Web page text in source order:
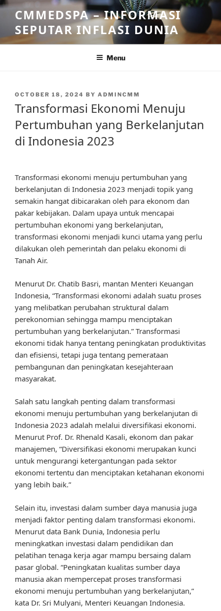
Skip
content
CMMEDSPA – INFORMASI
SEPUTAR INFLASI DUNIA
Menu
POSTED
OCTOBER 18, 2024 BY ADMINCMM
Transformasi Ekonomi Menuju
Pertumbuhan yang Berkelanjutan
di Indonesia 2023
Transformasi ekonomi menuju pertumbuhan yang
berkelanjutan di Indonesia 2023 menjadi topik yang
semakin hangat dibicarakan oleh para ekonom dan
pakar kebijakan. Dalam upaya untuk mencapai
pertumbuhan ekonomi yang berkelanjutan,
transformasi ekonomi menjadi kunci utama yang perlu
dilakukan oleh pemerintah dan pelaku ekonomi di
Tanah Air.
Menurut Dr. Chatib Basri, mantan Menteri Keuangan
Indonesia, “Transformasi ekonomi adalah suatu proses
yang melibatkan perubahan struktural dalam
perekonomian sehingga mampu menciptakan
pertumbuhan yang berkelanjutan.” Transformasi
ekonomi tidak hanya tentang peningkatan produktivitas
dan efisiensi, tetapi juga tentang pemerataan
pembangunan dan peningkatan kesejahteraan
masyarakat.
Salah satu langkah penting dalam transformasi
ekonomi menuju pertumbuhan yang berkelanjutan di
Indonesia 2023 adalah melalui diversifikasi ekonomi.
Menurut Prof. Dr. Rhenald Kasali, ekonom dan pakar
manajemen, “Diversifikasi ekonomi merupakan kunci
untuk mengurangi ketergantungan pada sektor
ekonomi tertentu dan menciptakan ketahanan ekonomi
yang lebih baik.”
Selain itu, investasi dalam sumber daya manusia juga
menjadi faktor penting dalam transformasi ekonomi.
Menurut data Bank Dunia, Indonesia perlu
meningkatkan investasi dalam pendidikan dan
pelatihan tenaga kerja agar mampu bersaing dalam
pasar global. “Peningkatan kualitas sumber daya
manusia akan mempercepat proses transformasi
ekonomi menuju pertumbuhan yang berkelanjutan,”
kata Dr. Sri Mulyani, Menteri Keuangan Indonesia.